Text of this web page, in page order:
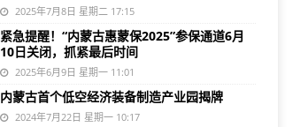
2025年7月8日 星期二 17:15
紧急提醒！“内蒙古惠蒙保2025”参保通道6月
10日关闭，抓紧最后时间
2025年6月9日 星期一 11:01
内蒙古首个低空经济装备制造产业园揭牌
2024年7月22日 星期一 10:17